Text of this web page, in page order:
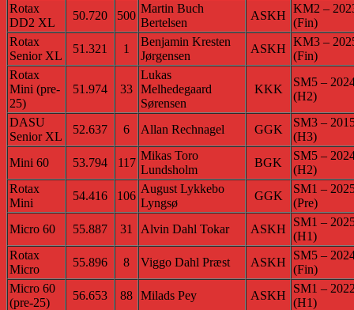
Rotax
DD2 XL
50.720 500
Martin Buch
Bertelsen
ASKH
KM2 –
(Fin)
Rotax
Senior XL
51.321 1
Benjamin Kresten
Jørgensen
ASKH
KM3 –
(Fin)
Rotax
Mini (pre-
25)
51.974 33
Lukas
Melhedegaard
Sørensen
KKK
SM5 –
(H2)
DASU
Senior XL
52.637 6 Allan Rechnagel GGK
SM3 –
(H3)
Mini 60
53.794 117
Mikas Toro
Lundsholm
BGK
SM5 –
(H2)
Rotax
Mini
54.416 106
August Lykkebo
Lyngsø
GGK
SM1 –
(Pre)
Micro 60
55.887 31 Alvin Dahl Tokar ASKH
SM1 –
(H1)
Rotax
Micro
55.896 8 Viggo Dahl Præst ASKH
SM5 –
(Fin)
Micro 60
(pre-25)
56.653 88 Milads Pey ASKH
SM1 –
(H1)